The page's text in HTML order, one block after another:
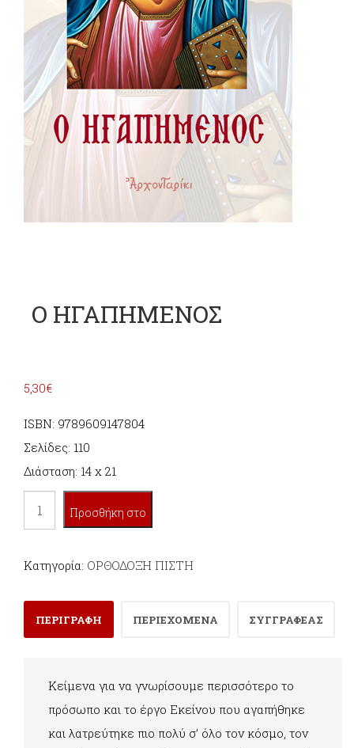
Ο ΗΓΑΠΗΜΕΝΟΣ
5,30€
ISBN: 9789609147804
Σελίδες: 110
Διάσταση: 14 x 21
ΗΓΑΠΗΜΕΝΟΣ
Προσθήκη στο
Κατηγορία: ΟΡΘΟΔΟΞΗ ΠΙΣΤΗ
ΠΕΡΙΓΡΑΦΗ ΠΕΡΙΕΧΟΜΕΝΑ ΣΥΓΓΡΑΦΕΑΣ
Κείμενα για να γνωρίσουμε περισσότερο το
πρόσωπο και το έργο Εκείνου που αγαπήθηκε
και λατρεύτηκε πιο πολύ σ’ όλο τον κόσμο, τον